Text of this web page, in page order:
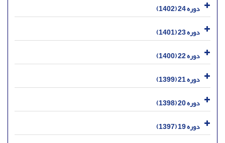
دوره 24 (1402)
دوره 23 (1401)
دوره 22 (1400)
دوره 21 (1399)
دوره 20 (1398)
دوره 19 (1397)